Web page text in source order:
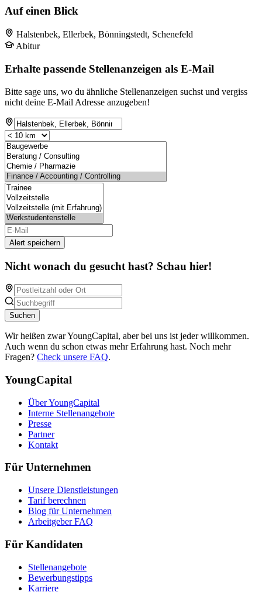
Auf einen Blick
Halstenbek, Ellerbek, Bönningstedt, Schenefeld
Abitur
Erhalte passende Stellenanzeigen als E-Mail
Bitte sage uns, wo du ähnliche Stellenanzeigen suchst und vergiss
nicht deine E-Mail Adresse anzugeben!
Alert speichern
Nicht wonach du gesucht hast? Schau hier!
Suchen
Wir heißen zwar YoungCapital, aber bei uns ist jeder willkommen.
Auch wenn du schon etwas mehr Erfahrung hast. Noch mehr
Fragen? Check unsere FAQ.
YoungCapital
Über YoungCapital
Interne Stellenangebote
Presse
Partner
Kontakt
Für Unternehmen
Unsere Dienstleistungen
Tarif berechnen
Blog für Unternehmen
Arbeitgeber FAQ
Für Kandidaten
Stellenangebote
Bewerbungstipps
Karriere